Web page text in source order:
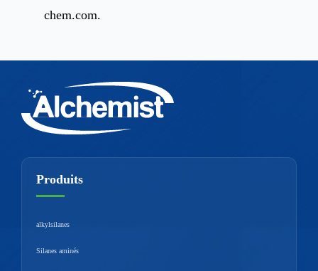
chem.com.
Produits
alkylsilanes
Silanes aminés